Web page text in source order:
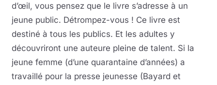
d’œil, vous pensez que le livre s’adresse à un
jeune public. Détrompez-vous ! Ce livre est
destiné à tous les publics. Et les adultes y
découvriront une auteure pleine de talent. Si la
jeune femme (d’une quarantaine d’années) a
travaillé pour la presse jeunesse (Bayard et